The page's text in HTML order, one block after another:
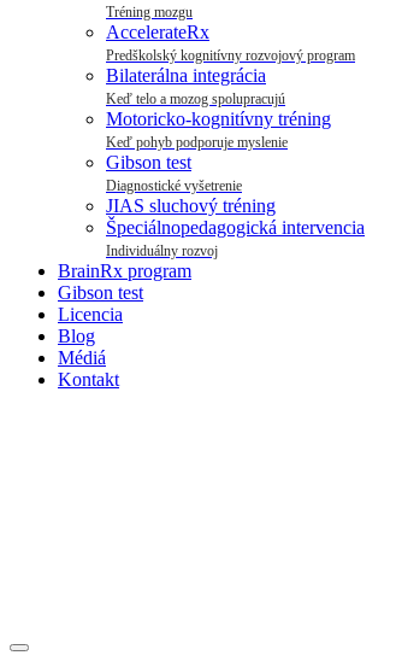
Tréning mozgu
AccelerateRx
Predškolský kognitívny rozvojový program
Bilaterálna integrácia
Keď telo a mozog spolupracujú
Motoricko-kognitívny tréning
Keď pohyb podporuje myslenie
Gibson test
Diagnostické vyšetrenie
JIAS sluchový tréning
Špeciálnopedagogická intervencia
Individuálny rozvoj
BrainRx program
Gibson test
Licencia
Blog
Médiá
Kontakt